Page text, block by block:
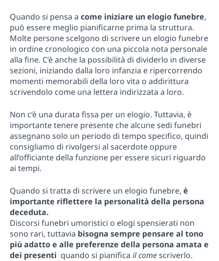
Quando si pensa a come iniziare un elogio funebre,
può essere meglio pianificarne prima la struttura.
Molte persone scelgono di scrivere un elogio funebre
in ordine cronologico con una piccola nota personale
alla fine. C’è anche la possibilità di dividerlo in diverse
sezioni, iniziando dalla loro infanzia e ripercorrendo
momenti memorabili della loro vita o addirittura
scrivendolo come una lettera indirizzata a loro.
Non c’è una durata fissa per un elogio. Tuttavia, è
importante tenere presente che alcune sedi funebri
assegnano solo un periodo di tempo specifico, quindi
consigliamo di rivolgersi al sacerdote oppure
all’officiante della funzione per essere sicuri riguardo
ai tempi.
Quando si tratta di scrivere un elogio funebre, è
importante riflettere la personalità della persona
deceduta.
Discorsi funebri umoristici o elogi spensierati non
sono rari, tuttavia bisogna sempre pensare al tono
più adatto e alle preferenze della persona amata e
dei presenti quando si pianifica il comescriverlo.